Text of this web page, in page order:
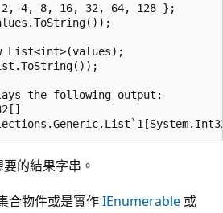
4, 8, 16, 32, 64, 128 };
List<int>(values);
the following output:
的結果字串。
合物件或是實作IEnumerable 或